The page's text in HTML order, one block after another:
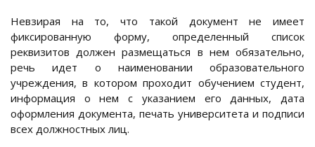
Невзирая на то, что такой документ не имеет
фиксированную форму, определенный список
реквизитов должен размещаться в нем обязательно,
речь идет о наименовании образовательного
учреждения, в котором проходит обучением студент,
информация о нем с указанием его данных, дата
оформления документа, печать университета и подписи
всех должностных лиц.